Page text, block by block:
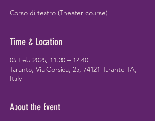
Corso di teatro (Theater course)
Time & Location
05 Feb 2025, 11:30 – 12:40
Taranto, Via Corsica, 25, 74121 Taranto TA,
Italy
About the Event